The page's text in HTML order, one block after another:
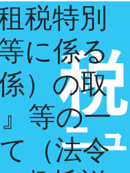
税特別
に係る
）の取
等の一
（法令